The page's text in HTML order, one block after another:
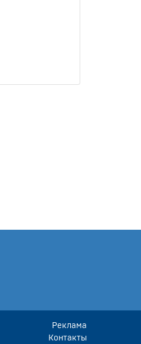
Реклама
Контакты